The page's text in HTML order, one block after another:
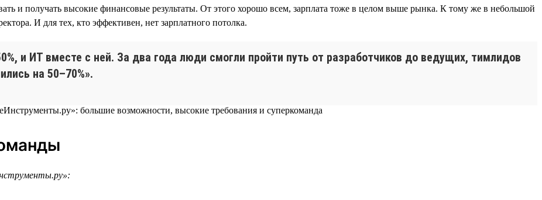
и получать высокие финансовые результаты. От этого хорошо всем, зарплата тоже в целом выше рынка. К тому же в небольшой
И для тех, кто эффективен, нет зарплатного потолка.
и ИТ вместе с ней. За два года люди смогли пройти путь от разработчиков до ведущих, тимлидов
на 50–70%».